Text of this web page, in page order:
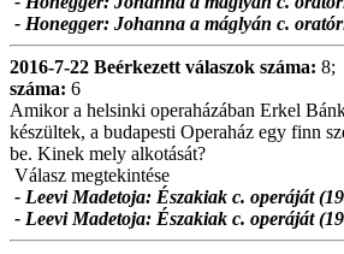
- Honegger: Johanna a máglyán c.
2016-7-22 Beérkezett válaszok száma: 8;
száma: 6
Amikor a helsinki operaházában Erkel
készültek, a budapesti Operaház egy finn
be. Kinek mely alkotását?
Válasz megtekintése
- Leevi Madetoja: Északiak c. operáját
- Leevi Madetoja: Északiak c. operáját